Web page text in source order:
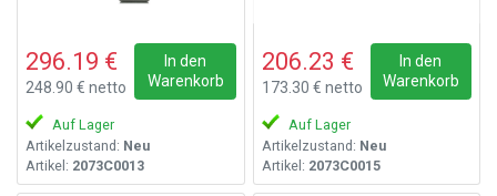
296.19 €
248.90 € netto
In den
Warenkorb
Auf Lager
Artikelzustand: Neu
Artikel: 2073C0013
206.23 €
173.30 € netto
In den
Warenkorb
Auf Lager
Artikelzustand: Neu
Artikel: 2073C0015